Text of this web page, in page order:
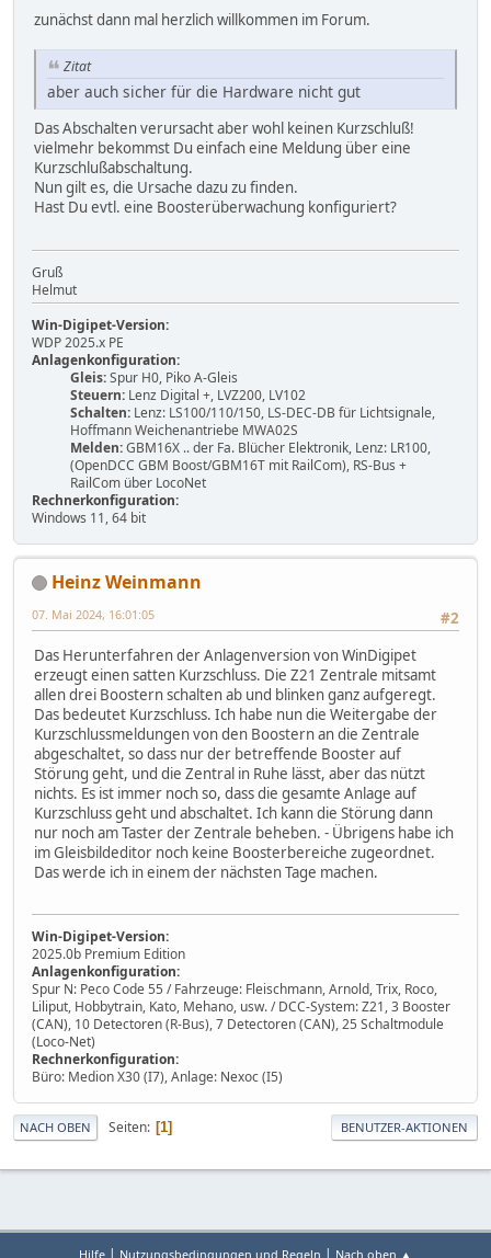
zunächst dann mal herzlich willkommen im Forum.
Zitat
aber auch sicher für die Hardware nicht gut
Das Abschalten verursacht aber wohl keinen Kurzschluß!
vielmehr bekommst Du einfach eine Meldung über eine
Kurzschlußabschaltung.
Nun gilt es, die Ursache dazu zu finden.
Hast Du evtl. eine Boosterüberwachung konfiguriert?
Gruß
Helmut
Win-Digipet-Version:
WDP 2025.x PE
Anlagenkonfiguration:
Gleis:Spur H0, Piko A-Gleis
Steuern: Lenz Digital +, LVZ200, LV102
Schalten: Lenz: LS100/110/150, LS-DEC-DB für Lichtsignale,
Hoffmann Weichenantriebe MWA02S
Melden:GBM16X .. der Fa. Blücher Elektronik, Lenz: LR100,
(OpenDCC GBM Boost/GBM16T mit RailCom), RS-Bus +
RailCom über LocoNet
Rechnerkonfiguration:
Windows 11, 64 bit
Heinz Weinmann
#2
07. Mai 2024, 16:01:05
Das Herunterfahren der Anlagenversion von WinDigipet
erzeugt einen satten Kurzschluss. Die Z21 Zentrale mitsamt
allen drei Boostern schalten ab und blinken ganz aufgeregt.
Das bedeutet Kurzschluss. Ich habe nun die Weitergabe der
Kurzschlussmeldungen von den Boostern an die Zentrale
abgeschaltet, so dass nur der betreffende Booster auf
Störung geht, und die Zentral in Ruhe lässt, aber das nützt
nichts. Es ist immer noch so, dass die gesamte Anlage auf
Kurzschluss geht und abschaltet. Ich kann die Störung dann
nur noch am Taster der Zentrale beheben. - Übrigens habe ich
im Gleisbildeditor noch keine Boosterbereiche zugeordnet.
Das werde ich in einem der nächsten Tage machen.
Win-Digipet-Version:
2025.0b Premium Edition
Anlagenkonfiguration:
Spur N: Peco Code 55 / Fahrzeuge: Fleischmann, Arnold, Trix, Roco,
Liliput, Hobbytrain, Kato, Mehano, usw. / DCC-System: Z21, 3 Booster
(CAN), 10 Detectoren (R-Bus), 7 Detectoren (CAN), 25 Schaltmodule
(Loco-Net)
Rechnerkonfiguration:
Büro: Medion X30 (I7), Anlage: Nexoc (I5)
NACH OBEN Seiten 1 BENUTZER-AKTIONEN
Hilfe | Nutzungsbedingungen und Regeln | Nach oben ▲